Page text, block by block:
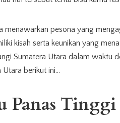
menawarkan pesona yang
kisah serta keunikan yang
Sumatera Utara dalam waktu
Utara berikut ini…
Panas